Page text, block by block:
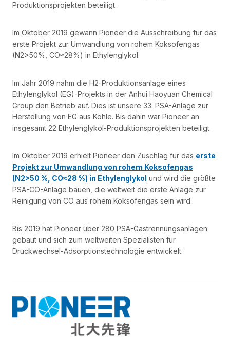
Produktionsprojekten beteiligt.
Im Oktober 2019 gewann Pioneer die Ausschreibung für das
erste Projekt zur Umwandlung von rohem Koksofengas
(N2>50%, CO≈28%) in Ethylenglykol.
Im Jahr 2019 nahm die H2-Produktionsanlage eines
Ethylenglykol (EG)-Projekts in der Anhui Haoyuan Chemical
Group den Betrieb auf. Dies ist unsere 33. PSA-Anlage zur
Herstellung von EG aus Kohle. Bis dahin war Pioneer an
insgesamt 22 Ethylenglykol-Produktionsprojekten beteiligt.
Im Oktober 2019 erhielt Pioneer den Zuschlag für das erste
Projekt zur Umwandlung von rohem Koksofengas
(N2>50 %, CO≈28 %) in Ethylenglykol und wird die größte
PSA-CO-Anlage bauen, die weltweit die erste Anlage zur
Reinigung von CO aus rohem Koksofengas sein wird.
Bis 2019 hat Pioneer über 280 PSA-Gastrennungsanlagen
gebaut und sich zum weltweiten Spezialisten für
Druckwechsel-Adsorptionstechnologie entwickelt.